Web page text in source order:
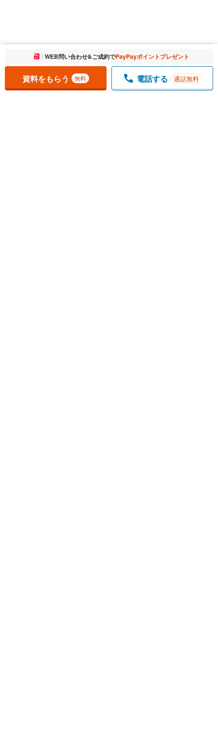
お気に入りに追加しました。 一覧を開く
WEB問い合わせ&ご成約でPayPayポイントプレゼント
資料をもらう 無料 電話する 通話無料